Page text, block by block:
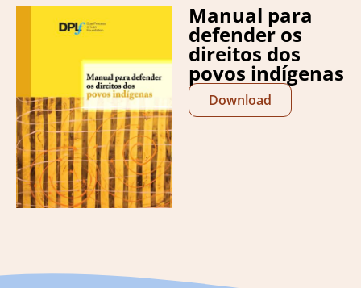
Manual para
defender os
direitos dos
povos indígenas
Download